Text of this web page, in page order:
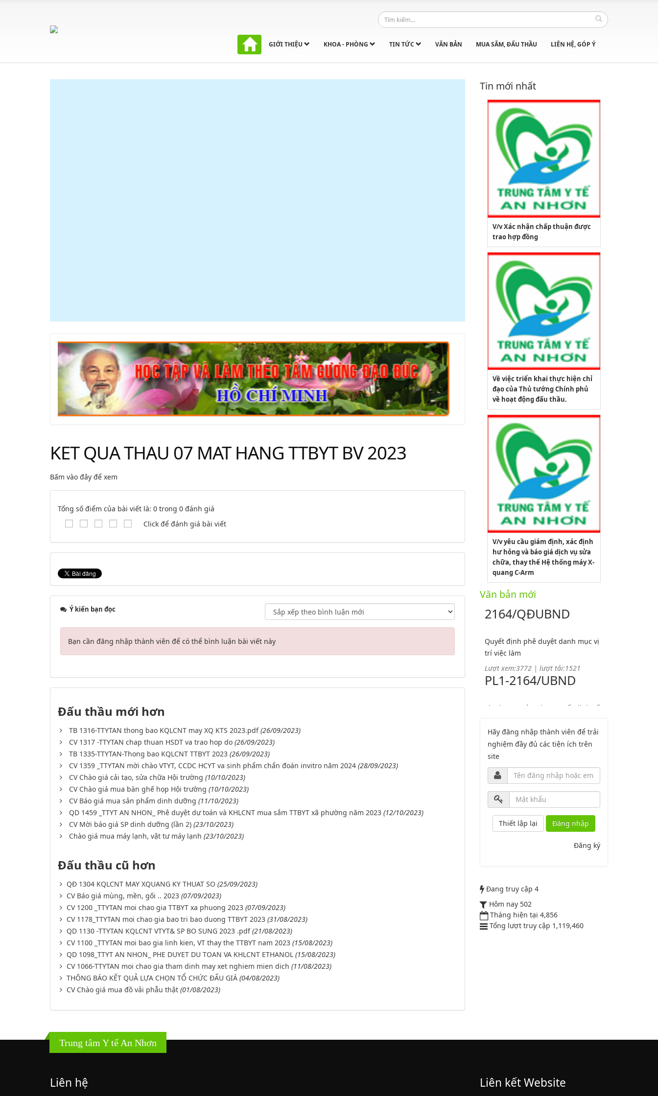
GIỚI THIỆU KHOA - PHÒNG TIN TỨC VĂN BẢN MUA SẮM, ĐẤU THẦU LIÊN HỆ, GÓP Ý
KET QUA THAU 07 MAT HANG TTBYT BV 2023
Bấm vào đây để xem
Tổng số điểm của bài viết là: 0 trong 0 đánh giá
Click để đánh giá bài viết
Ý kiến bạn đọc
Bạn cần đăng nhập thành viên để có thể bình luận bài viết này
Đấu thầu mới hơn
TB 1316-TTYTAN thong bao KQLCNT may XQ KTS 2023.pdf (26/09/2023)
CV 1317 -TTYTAN chap thuan HSDT va trao hop do (26/09/2023)
TB 1335-TTYTAN-Thong bao KQLCNT TTBYT 2023 (26/09/2023)
CV 1359 _TTYTAN mời chào VTYT, CCDC HCYT va sinh phẩm chẩn đoán invitro năm 2024 (28/09/2023)
CV Chào giá cải tạo, sửa chữa Hội trường (10/10/2023)
CV Chào giá mua bàn ghế họp Hội trường (10/10/2023)
CV Báo giá mua sản phẩm dinh dưỡng (11/10/2023)
QD 1459 _TTYT AN NHON_ Phê duyệt dự toán và KHLCNT mua sắm TTBYT xã phường năm 2023 (12/10/2023)
CV Mời báo giá SP dinh dưỡng (lần 2) (23/10/2023)
Chào giá mua máy lạnh, vật tư máy lạnh (23/10/2023)
Đấu thầu cũ hơn
QĐ 1304 KQLCNT MAY XQUANG KY THUAT SO (25/09/2023)
CV Báo giá mùng, mền, gối .. 2023 (07/09/2023)
CV 1200 _TTYTAN moi chao gia TTBYT xa phuong 2023 (07/09/2023)
CV 1178_TTYTAN moi chao gia bao tri bao duong TTBYT 2023 (31/08/2023)
QD 1130 -TTYTAN KQLCNT VTYT& SP BO SUNG 2023 .pdf (21/08/2023)
CV 1100 _TTYTAN moi bao gia linh kien, VT thay the TTBYT nam 2023 (15/08/2023)
QD 1098_TTYT AN NHON_ PHE DUYET DU TOAN VA KHLCNT ETHANOL (15/08/2023)
CV 1066-TTYTAN moi chao gia tham dinh may xet nghiem mien dich (11/08/2023)
THÔNG BÁO KẾT QUẢ LỰA CHỌN TỔ CHỨC ĐẤU GIÁ (04/08/2023)
CV Chào giá mua đồ vải phẫu thật (01/08/2023)
Tin mới nhất
V/v Xác nhận chấp thuận được
trao hợp đồng
Về việc triển khai thực hiện chỉ
đạo của Thủ tướng Chính phủ
về hoạt động đấu thầu.
V/v yêu cầu giám định, xác định
hư hỏng và báo giá dịch vụ sửa
chữa, thay thế Hệ thống máy X-
quang C-Arm
Văn bản mới
2164/QĐUBND
Quyết định phê duyệt danh mục vị
trí việc làm
Lượt xem:3772 | lượt tải:1521
PL1-2164/UBND
Phụ lục 1 - Kèm theo quyết định số
Lượt xem:2044 | lượt tải:758
PL2-2164/UBND
Phụ lục 2 - Kèm theo quyết định số
2164
Lượt xem:1998 | lượt tải:1060
PL3-2164/UBND
Phụ lục 3 - Kèm theo quyết định số
Luật sửa đổi, bổ sung một số điều
của luật cán bộ, công chức. luật
công chức
Hãy đăng nhập thành viên để trải
nghiệm đầy đủ các tiện ích trên
site
Đăng nhập
Đăng ký
Đang truy cập 4
Hôm nay 502
Tháng hiện tại 4,856
Tổng lượt truy cập 1,119,460
Trung tâm Y tế An Nhơn
Liên hệ Liên kết Website